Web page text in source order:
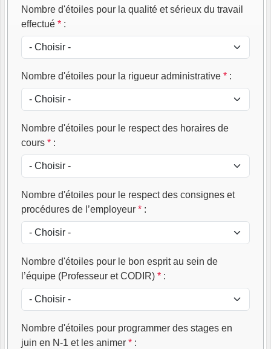
Nombre d'étoiles pour la qualité et sérieux du travail
effectué * :
Nombre d'étoiles pour la rigueur administrative * :
Nombre d'étoiles pour le respect des horaires de
cours * :
Nombre d'étoiles pour le respect des consignes et
procédures de l’employeur * :
Nombre d'étoiles pour le bon esprit au sein de
l’équipe (Professeur et CODIR) * :
Nombre d'étoiles pour programmer des stages en
juin en N-1 et les animer * :